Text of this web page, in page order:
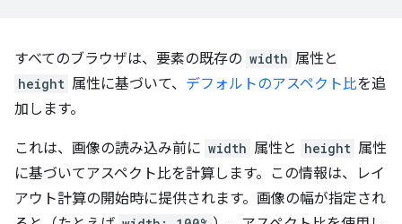
すべてのブラウザは、要素の既存の width 属性と
height 属性に基づいて、 デフォルトのアスペクト比を追
加します。
これは、画像の読み込み前に width 属性と height 属性
に基づいてアスペクト比を計算します。この情報は、レイ
アウト計算の開始時に提供されます。画像の幅が指定され